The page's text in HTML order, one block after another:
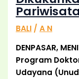
BALI/ A N
DENPASAR,
Program
Udayana